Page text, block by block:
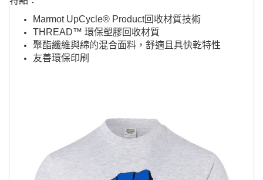
Marmot UpCycle® Product回收材質技術
THREAD™ 環保塑膠回收材質
聚酯纖維與綿的混合面料，舒適且具快乾特性
友善環保印刷